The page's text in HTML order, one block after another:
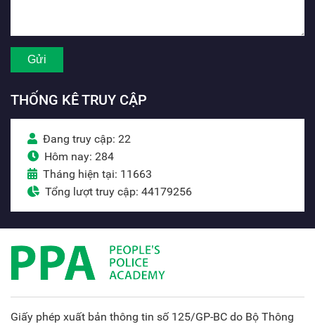
THỐNG KÊ TRUY CẬP
Đang truy cập: 22
Hôm nay: 284
Tháng hiện tại: 11663
Tổng lượt truy cập: 44179256
Giấy phép xuất bản thông tin số 125/GP-BC do Bộ Thông